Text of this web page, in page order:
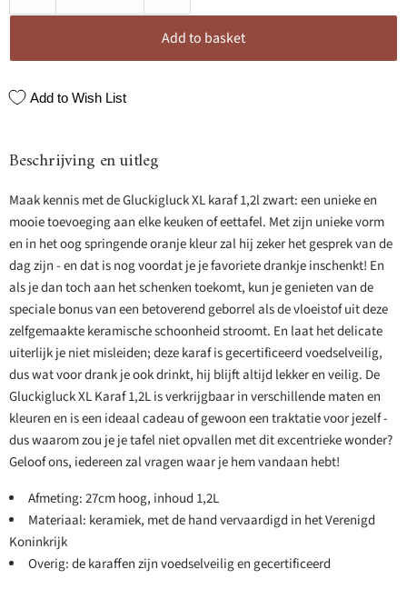
Add to basket
Add to Wish List
Beschrijving en uitleg
Maak kennis met de Gluckigluck XL karaf 1,2l zwart: een unieke en
mooie toevoeging aan elke keuken of eettafel. Met zijn unieke vorm
en in het oog springende oranje kleur zal hij zeker het gesprek van de
dag zijn - en dat is nog voordat je je favoriete drankje inschenkt! En
als je dan toch aan het schenken toekomt, kun je genieten van de
speciale bonus van een betoverend geborrel als de vloeistof uit deze
zelfgemaakte keramische schoonheid stroomt. En laat het delicate
uiterlijk je niet misleiden; deze karaf is gecertificeerd voedselveilig,
dus wat voor drank je ook drinkt, hij blijft altijd lekker en veilig. De
Gluckigluck XL Karaf 1,2L is verkrijgbaar in verschillende maten en
kleuren en is een ideaal cadeau of gewoon een traktatie voor jezelf -
dus waarom zou je je tafel niet opvallen met dit excentrieke wonder?
Geloof ons, iedereen zal vragen waar je hem vandaan hebt!
Afmeting: 27cm hoog, inhoud 1,2L
Materiaal: keramiek, met de hand vervaardigd in het Verenigd
Koninkrijk
Overig: de karaffen zijn voedselveilig en gecertificeerd